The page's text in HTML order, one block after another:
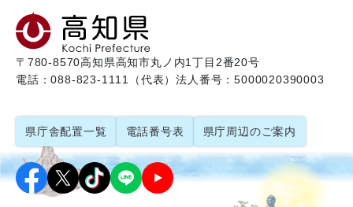
〒780-8570高知県高知市丸ノ内1丁目2番20号
電話：088-823-1111（代表）法人番号：5000020390003
県庁舎配置一覧 電話番号表 県庁周辺のご案内